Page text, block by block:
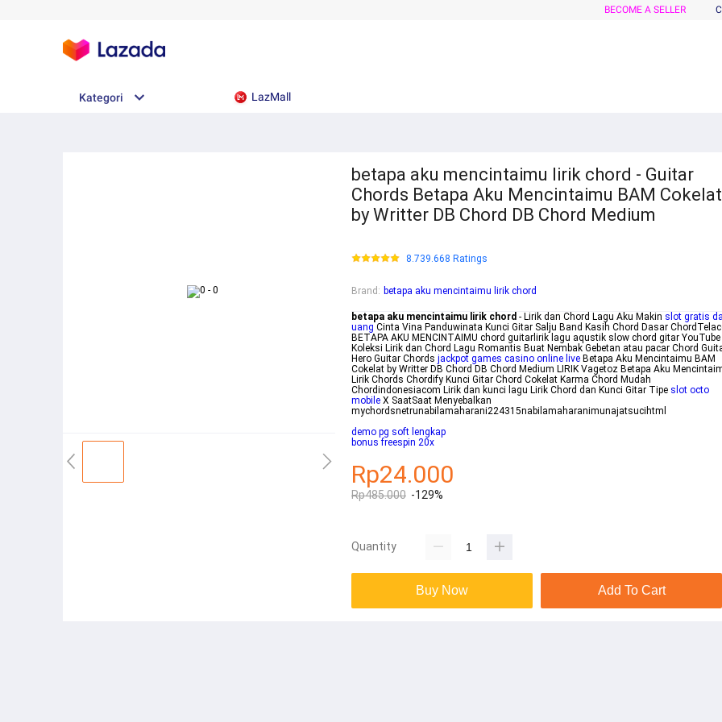
BECOME A SELLER
Kategori LazMall
betapa aku mencintaimu lirik chord - Guitar
Chords Betapa Aku Mencintaimu BAM Cokelat
by Writter DB Chord DB Chord Medium
8.739.668 Ratings
Brand : betapa aku mencintaimu lirik chord
betapa aku mencintaimu lirik chord - Lirik dan Chord Lagu Aku Makin slot gratis
uang Cinta Vina Panduwinata Kunci Gitar Salju Band Kasih Chord Dasar
BETAPA AKU MENCINTAIMU chord guitarlirik lagu aqustik slow chord gitar YouTube
Koleksi Lirik dan Chord Lagu Romantis Buat Nembak Gebetan atau pacar Chord
Hero Guitar Chords jackpot games casino online live Betapa Aku Mencintaimu BAM
Cokelat by Writter DB Chord DB Chord Medium LIRIK Vagetoz Betapa Aku
Lirik Chords Chordify Kunci Gitar Chord Cokelat Karma Chord Mudah
Chordindonesiacom Lirik dan kunci lagu Lirik Chord dan Kunci Gitar Tipe slot octo
mobile X SaatSaat Menyebalkan
mychordsnetrunabilamaharani224315nabilamaharanimunajatsucihtml
demo pg soft lengkap
bonus freespin 20x
Rp24.000
Rp485.000 -129%
Quantity
Buy Now Add To Cart